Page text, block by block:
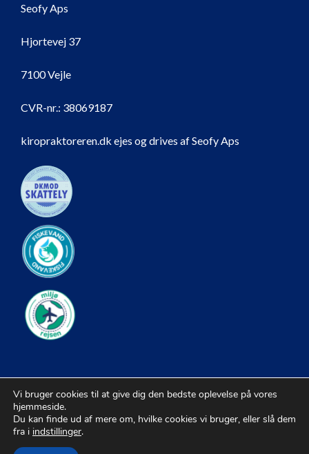
Seofy Aps
Hjortevej 37
7100 Vejle
CVR-nr.: 38069187
kiropraktoreren.dk ejes og drives af Seofy Aps
Vi bruger cookies til at give dig den bedste oplevelse på vores
hjemmeside.
Du kan finde ud af mere om, hvilke cookies vi bruger, eller slå dem
fra i indstillinger.